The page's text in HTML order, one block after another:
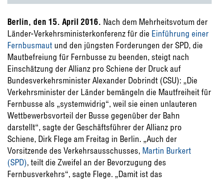
Berlin, den 15. April 2016. Nach dem Mehrheitsvotum der
Länder-Verkehrsministerkonferenz für die Einführung einer
Fernbusmaut und den jüngsten Forderungen der SPD, die
Mautbefreiung für Fernbusse zu beenden, steigt nach
Einschätzung der Allianz pro Schiene der Druck auf
Bundesverkehrsminister Alexander Dobrindt (CSU): „Die
Verkehrsminister der Länder bemängeln die Mautfreiheit für
Fernbusse als „systemwidrig“, weil sie einen unlauteren
Wettbewerbsvorteil der Busse gegenüber der Bahn
darstellt“, sagte der Geschäftsführer der Allianz pro
Schiene, Dirk Flege am Freitag in Berlin. „Auch der
Vorsitzende des Verkehrsausschusses, Martin Burkert
(SPD), teilt die Zweifel an der Bevorzugung des
Fernbusverkehrs“, sagte Flege. „Damit ist das